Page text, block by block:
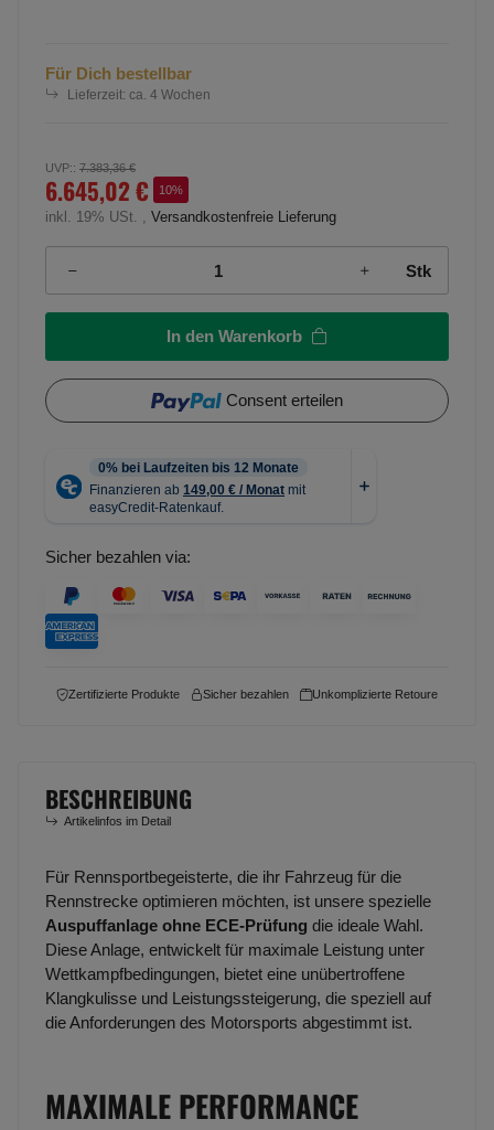
Für Dich bestellbar
Lieferzeit: ca. 4 Wochen
UVP:: 7.383,36 €
6.645,02 € 10%
inkl. 19% USt. , Versandkostenfreie Lieferung
Stk
In den Warenkorb
Consent erteilen
Sicher bezahlen via:
Zertifizierte Produkte Sicher bezahlen Unkomplizierte Retoure
BESCHREIBUNG
Artikelinfos im Detail
Für Rennsportbegeisterte, die ihr Fahrzeug für die
Rennstrecke optimieren möchten, ist unsere spezielle
Auspuffanlage ohne ECE-Prüfung die ideale Wahl.
Diese Anlage, entwickelt für maximale Leistung unter
Wettkampfbedingungen, bietet eine unübertroffene
Klangkulisse und Leistungssteigerung, die speziell auf
die Anforderungen des Motorsports abgestimmt ist.
MAXIMALE PERFORMANCE